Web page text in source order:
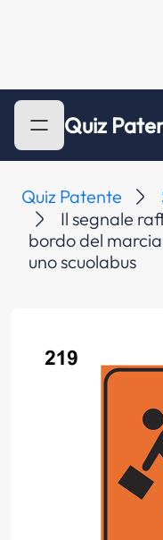
Quiz
Quiz Patente
Il segnale
bordo del
uno scuolabus